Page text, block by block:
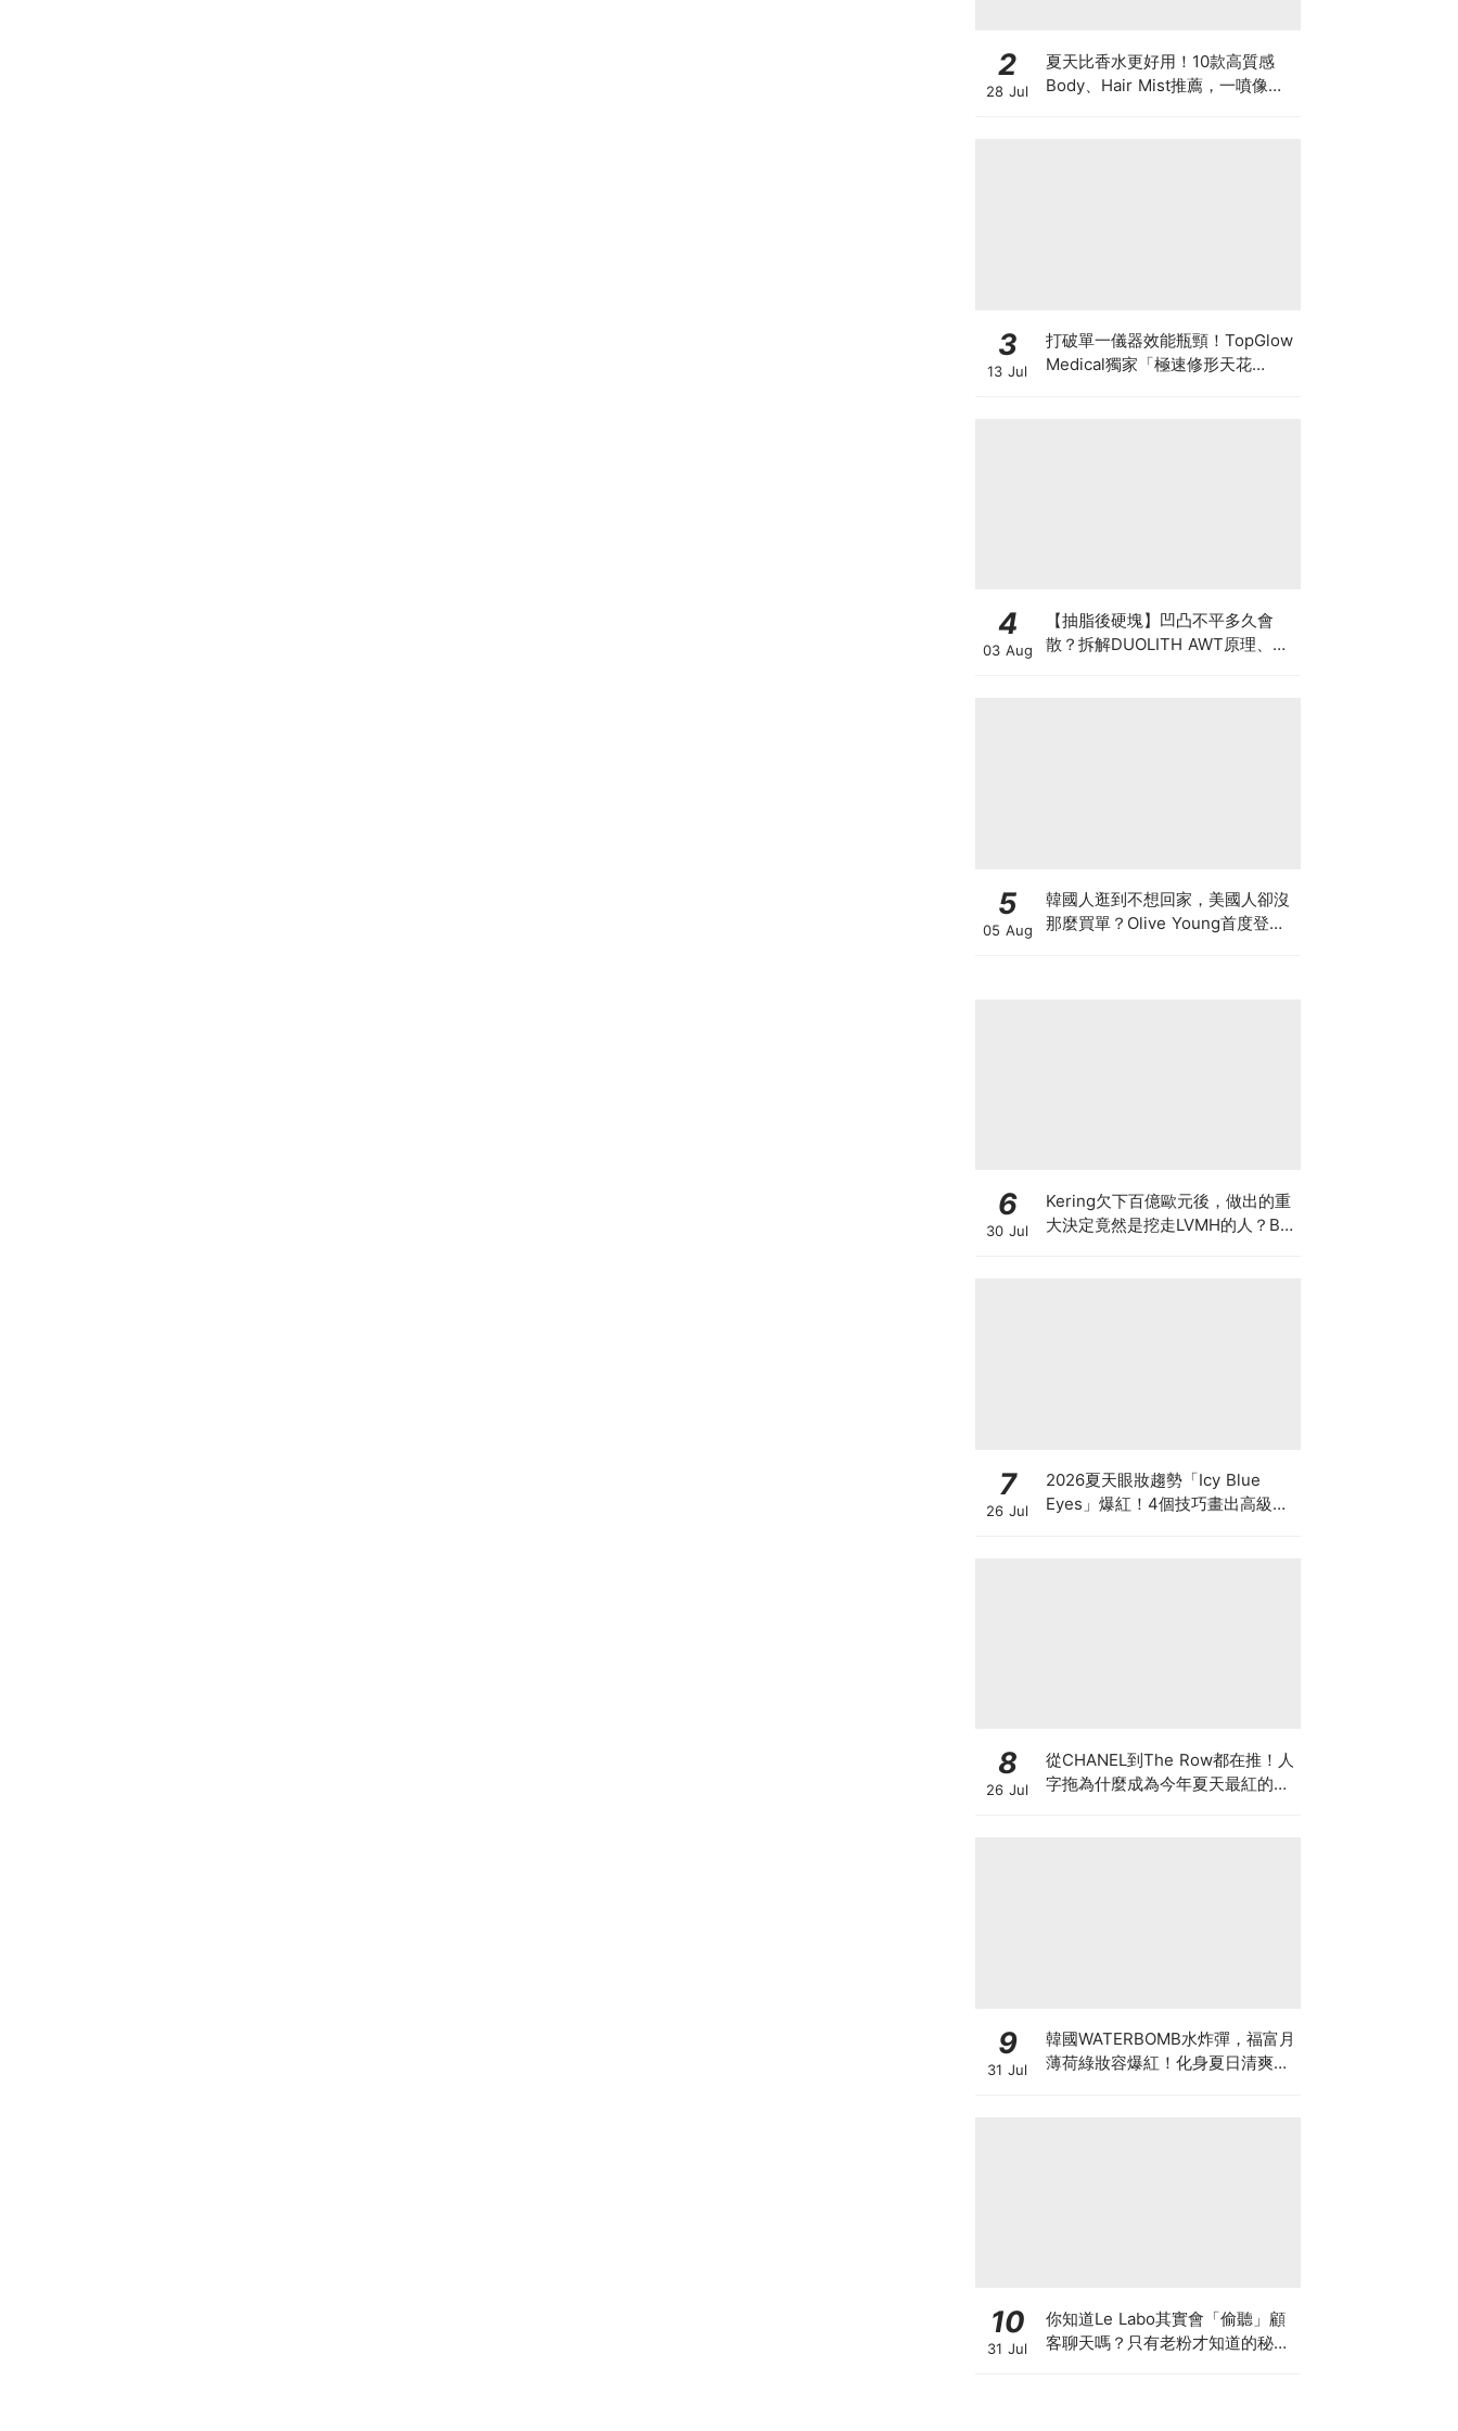
2
28 Jul
夏天比香水更好用！10款高質感
Body、Hair Mist推薦，一噴像剛
3
13 Jul
打破單一儀器效能瓶頸！TopGlow
Medical獨家「極速修形天花
4
03 Aug
【抽脂後硬塊】凹凸不平多久會
散？拆解DUOLITH AWT原理、按
5
05 Aug
韓國人逛到不想回家，美國人卻沒
那麼買單？Olive Young首度登陸
6
30 Jul
Kering欠下百億歐元後，做出的重
大決定竟然是挖走LVMH的人？BV
7
26 Jul
2026夏天眼妝趨勢「Icy Blue
Eyes」爆紅！4個技巧畫出高級冰
8
26 Jul
從CHANEL到The Row都在推！人
字拖為什麼成為今年夏天最紅的
9
31 Jul
韓國WATERBOMB水炸彈，福富月
薄荷綠妝容爆紅！化身夏日清爽
10
31 Jul
你知道Le Labo其實會「偷聽」顧
客聊天嗎？只有老粉才知道的秘密